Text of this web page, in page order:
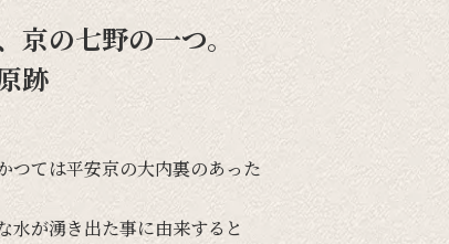
京の七野の一つ。
跡
つては平安京の大内裏のあった
水が湧き出た事に由来すると